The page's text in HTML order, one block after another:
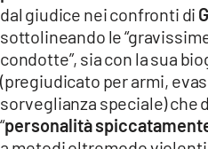
dal giudice nei confronti di
sottolineando le
condotte”, sia con la sua
(pregiudicato per armi,
sorveglianza speciale) che
“personalità